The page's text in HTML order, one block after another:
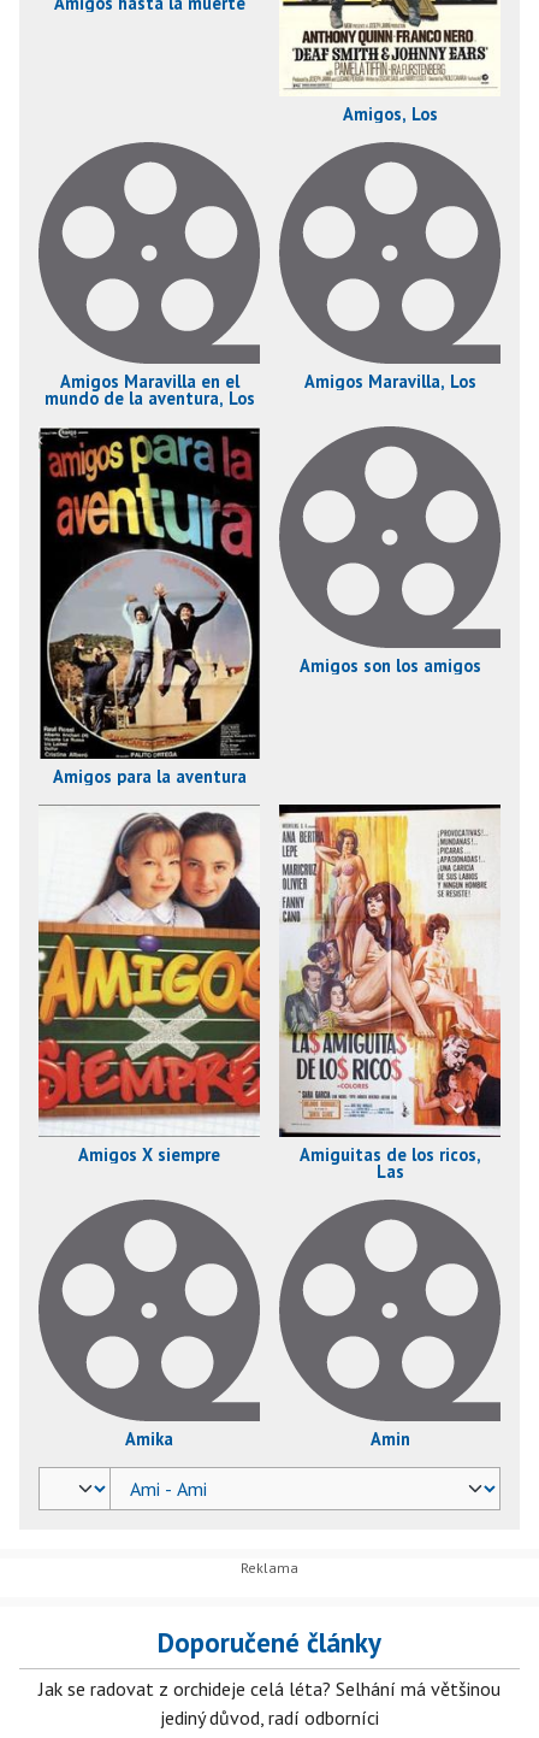
Amigos, Los
Amigos Maravilla en el
mundo de la aventura, Los
Amigos Maravilla, Los
Amigos para la aventura
Amigos son los amigos
Amigos X siempre Amiguitas de los ricos,
Las
Amika Amin
Doporučené články
Jak se radovat z orchideje celá léta? Selhání má většinou
jediný důvod, radí odborníci